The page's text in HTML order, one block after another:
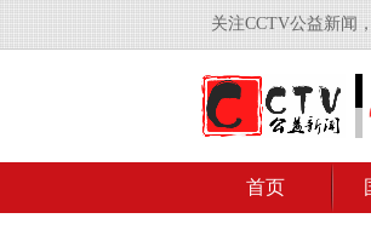
关注CCTV公益新闻
首页